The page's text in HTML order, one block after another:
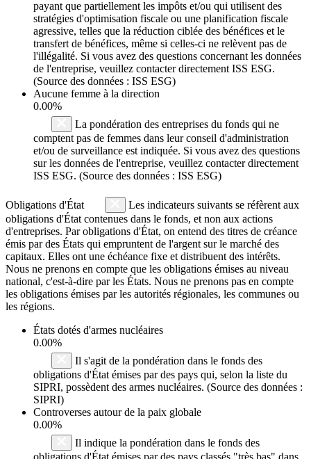
payant que partiellement les impôts et/ou qui utilisent des
stratégies d'optimisation fiscale ou une planification fiscale
agressive, telles que la réduction ciblée des bénéfices et le
transfert de bénéfices, même si celles-ci ne relèvent pas de
l'illégalité. Si vous avez des questions concernant les données
de l'entreprise, veuillez contacter directement ISS ESG.
(Source des données : ISS ESG)
Aucune femme à la direction
0.00%
La pondération des entreprises du fonds qui ne
comptent pas de femmes dans leur conseil d'administration
et/ou de surveillance est indiquée. Si vous avez des questions
sur les données de l'entreprise, veuillez contacter directement
ISS ESG. (Source des données : ISS ESG)
Obligations d'État
Les indicateurs suivants se réfèrent aux
obligations d'État contenues dans le fonds, et non aux actions
d'entreprises. Par obligations d'État, on entend des titres de créance
émis par des États qui empruntent de l'argent sur le marché des
capitaux. Elles ont une échéance fixe et distribuent des intérêts.
Nous ne prenons en compte que les obligations émises au niveau
national, c'est-à-dire par les États. Nous ne prenons pas en compte
les obligations émises par les autorités régionales, les communes ou
les régions.
États dotés d'armes nucléaires
0.00%
Il s'agit de la pondération dans le fonds des
obligations d'État émises par des pays qui, selon la liste du
SIPRI, possèdent des armes nucléaires. (Source des données :
SIPRI)
Controverses autour de la paix globale
0.00%
Il indique la pondération dans le fonds des
obligations d'État émises par des pays classés "très bas" dans